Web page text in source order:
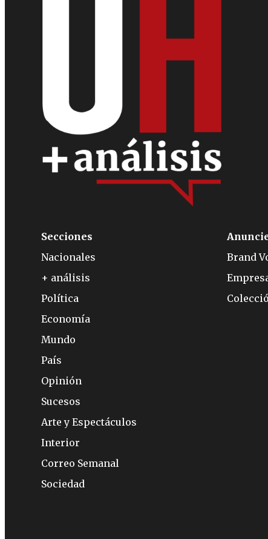
Secciones
Nacionales
+ análisis
Política
Economía
Mundo
País
Opinión
Sucesos
Arte y Espectáculos
Interior
Correo Semanal
Sociedad
Brand